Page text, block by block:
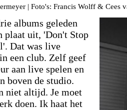
| Foto's: Francis Wolff & Cees
albums geleden
plaat uit, 'Don't Stop
Dat was live
een club. Zelf geef
aan live spelen en
boven de studio.
niet altijd. Je moet
doen. Ik haat het